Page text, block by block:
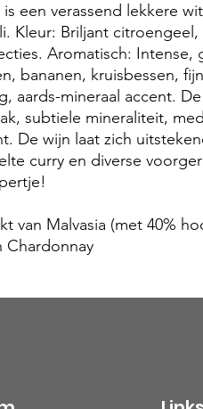
is een verassend lekkere
Kleur: Briljant
Aromatisch: Intense,
bananen, kruisbessen,
aards-mineraal accent.
subtiele mineraliteit,
De wijn laat zich
curry en diverse
van Malvasia (met 40%
Chardonnay